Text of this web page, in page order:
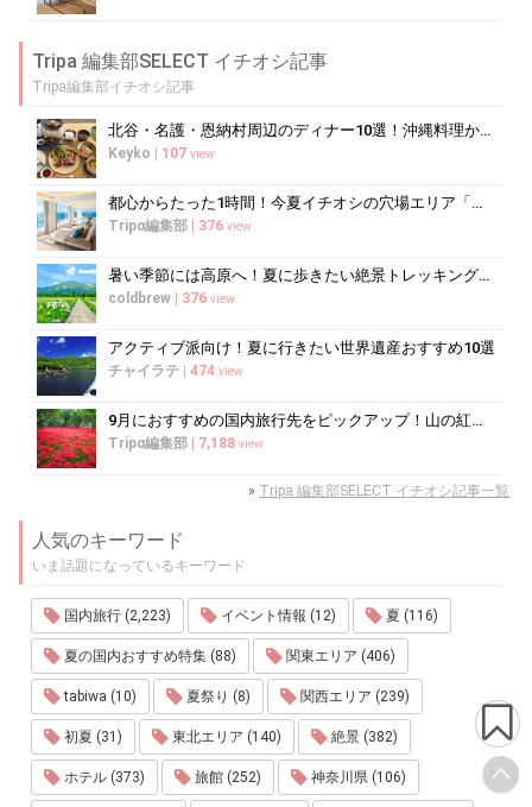
Tripa 編集部SELECT イチオシ記事
Tripa編集部イチオシ記事
北谷・名護・恩納村周辺のディナー10選！沖縄料理からコース料理まで
Keyko 107 view
都心からたった1時間！今夏イチオシの穴場エリア「三浦半島」
Tripα編集部 376 view
暑い季節には高原へ！夏に歩きたい絶景トレッキング10選
coldbrew 376 view
アクティブ派向け！夏に行きたい世界遺産おすすめ10選
チャイラテ 474 view
9月におすすめの国内旅行先をピックアップ！山の紅葉絶景や果物狩りも
Tripα編集部 7,188 view
» Tripa 編集部SELECT イチオシ記事一覧
人気のキーワード
いま話題になっているキーワード
国内旅行 (2,223) イベント情報 (12) 夏 (116)
夏の国内おすすめ特集 (88) 関東エリア (406)
tabiwa (10) 夏祭り (8) 関西エリア (239)
初夏 (31) 東北エリア (140) 絶景 (382)
ホテル (373) 旅館 (252) 神奈川県 (106)